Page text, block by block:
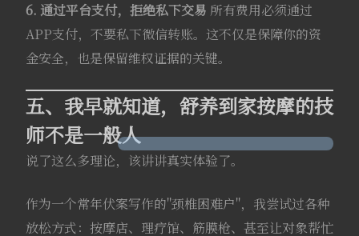
6. 通过平台支付，拒绝私下交易 所有费用必须通过
APP支付，不要私下微信转账。这不仅是保障你的资
金安全，也是保留维权证据的关键。
五、我早就知道，舒养到家按摩的技
师不是一般人
说了这么多理论，该讲讲真实体验了。
作为一个常年伏案写作的"颈椎困难户"，我尝试过各种
放松方式：按摩店、理疗馆、筋膜枪、甚至让对象帮忙